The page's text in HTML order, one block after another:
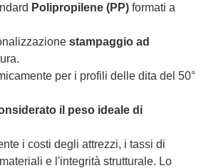
Polipropilene (PP) formati a
stampaggio ad
per i profili delle dita del 50°
il peso ideale di
i costi degli attrezzi, i tassi di
e l'integrità strutturale. Lo